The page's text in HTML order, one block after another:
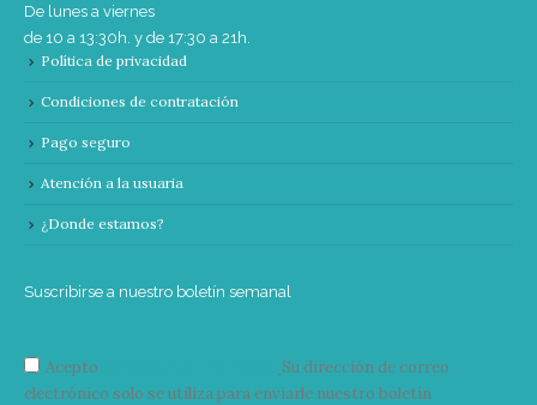
De lunes a viernes
de 10 a 13:30h. y de 17:30 a 21h.
Política de privacidad
Condiciones de contratación
Pago seguro
Atención a la usuaria
¿Donde estamos?
Suscribirse a nuestro boletín semanal
Acepto
Su dirección de correo
electrónico solo se utiliza para enviarle nuestro boletín